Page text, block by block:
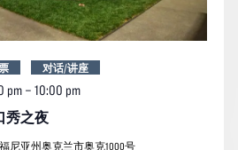
秀之夜
pm– 10:00 pm
对话/讲座
尼亚州奥克兰市奥克1000号